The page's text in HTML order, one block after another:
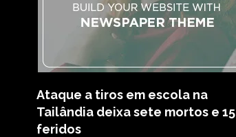
Ataque a tiros em escola na
Tailândia deixa sete mortos e 15
feridos